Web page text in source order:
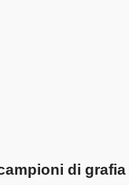
di grafia